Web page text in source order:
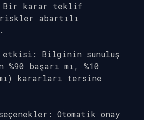
Bir karar teklif
abartılı
etkisi: Bilginin sunuluş
başarı mı, %10
kararları tersine
Otomatik onay